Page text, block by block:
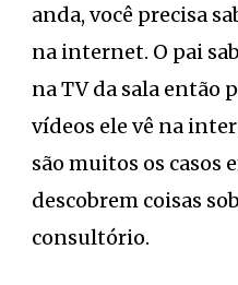
anda, você precisa
na internet. O pai
na TV da sala então
vídeos ele vê na
são muitos os casos
descobrem coisas
consultório.